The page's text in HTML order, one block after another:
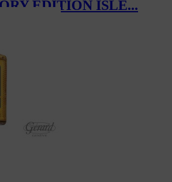
EDITION ISLE...